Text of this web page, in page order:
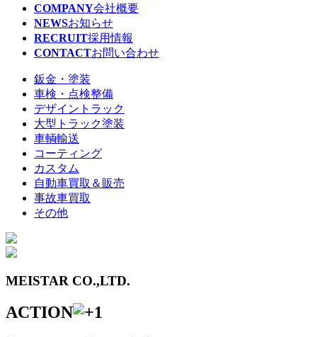
COMPANY会社概要
NEWSお知らせ
RECRUIT採用情報
CONTACTお問い合わせ
鈑金・塗装
車検・点検整備
デザイントラック
大型トラック塗装
車輌輸送
コーティング
カスタム
自動車買取＆販売
事故車買取
その他
MEISTAR CO.,LTD.
ACTION